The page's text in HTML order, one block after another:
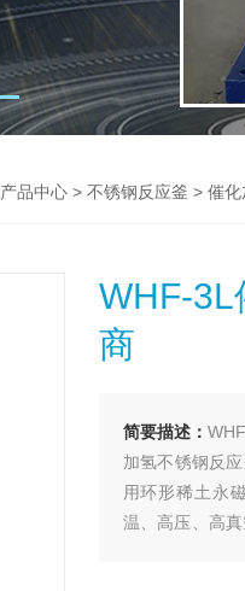
产品中心> 不锈钢反应釜 > 催化
WHF-
商
简要描述：
加氢不锈钢反
用环形稀土永
温、高压、高